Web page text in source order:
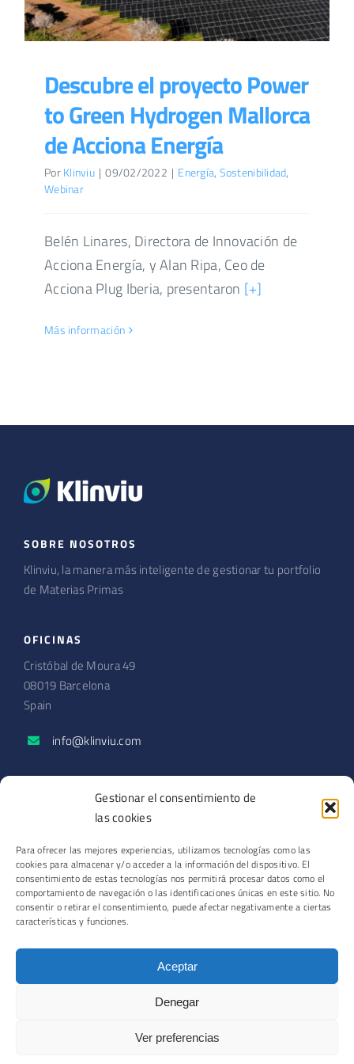
Gestionar el consentimiento de
las cookies
Para ofrecer las mejores experiencias, utilizamos tecnologías como las
cookies para almacenar y/o acceder a la información del dispositivo. El
consentimiento de estas tecnologías nos permitirá procesar datos como el
comportamiento de navegación o las identificaciones únicas en este sitio. No
consentir o retirar el consentimiento, puede afectar negativamente a ciertas
características y funciones.
Aceptar
Denegar
Ver preferencias
Descubre el proyecto Power
to Green Hydrogen Mallorca
de Acciona Energía
PorKlinviu | 09/02/2022 | Energía, Sostenibilidad,
Webinar
Belén Linares, Directora de Innovación de
Acciona Energía, y Alan Ripa, Ceo de
Acciona Plug Iberia, presentaron [+]
Más información
SOBRE NOSOTROS
Klinviu, la manera más inteligente de gestionar tu portfolio
de Materias Primas
OFICINAS
Cristóbal de Moura 49
08019 Barcelona
Spain
info@klinviu.com
Solicitar demo
Podcast
Contacto